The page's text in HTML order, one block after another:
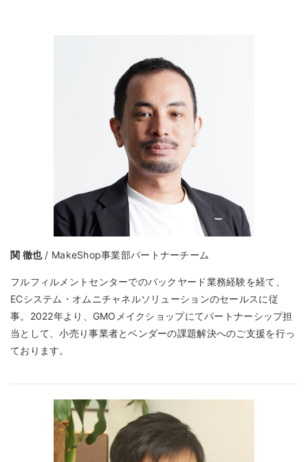
関 徹也/ MakeShop事業部パートナーチーム
フルフィルメントセンターでのバックヤード業務経験を経て、
ECシステム・オムニチャネルソリューションのセールスに従
事。2022年より、GMOメイクショップにてパートナーシップ担
当として、小売り事業者とベンダーの課題解決へのご支援を行っ
ております。